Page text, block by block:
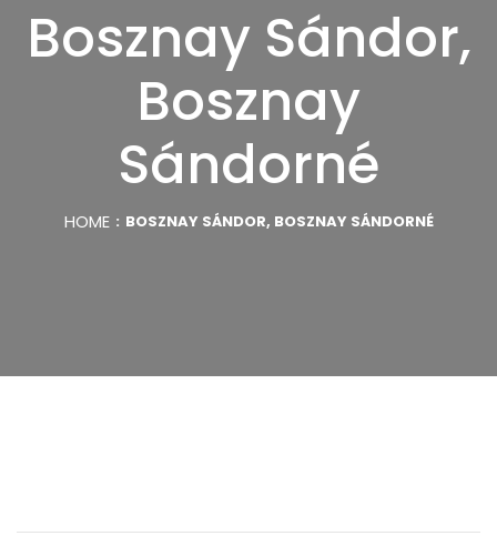
Bosznay Sándor,
Bosznay
Sándorné
HOME BOSZNAY SÁNDOR, BOSZNAY SÁNDORNÉ